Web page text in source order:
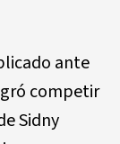
ante
competir
Sidny